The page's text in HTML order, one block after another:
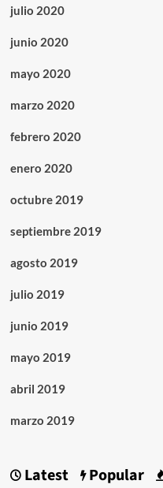
julio 2020
junio 2020
mayo 2020
marzo 2020
febrero 2020
enero 2020
octubre 2019
septiembre 2019
agosto 2019
julio 2019
junio 2019
mayo 2019
abril 2019
marzo 2019
Latest Popular